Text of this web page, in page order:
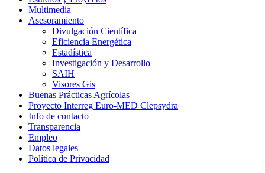
Multimedia
Asesoramiento
Divulgación Científica
Eficiencia Energética
Estadística
Investigación y Desarrollo
SAIH
Visores Gis
Buenas Prácticas Agrícolas
Proyecto Interreg Euro-MED Clepsydra
Info de contacto
Transparencia
Empleo
Datos legales
Política de Privacidad